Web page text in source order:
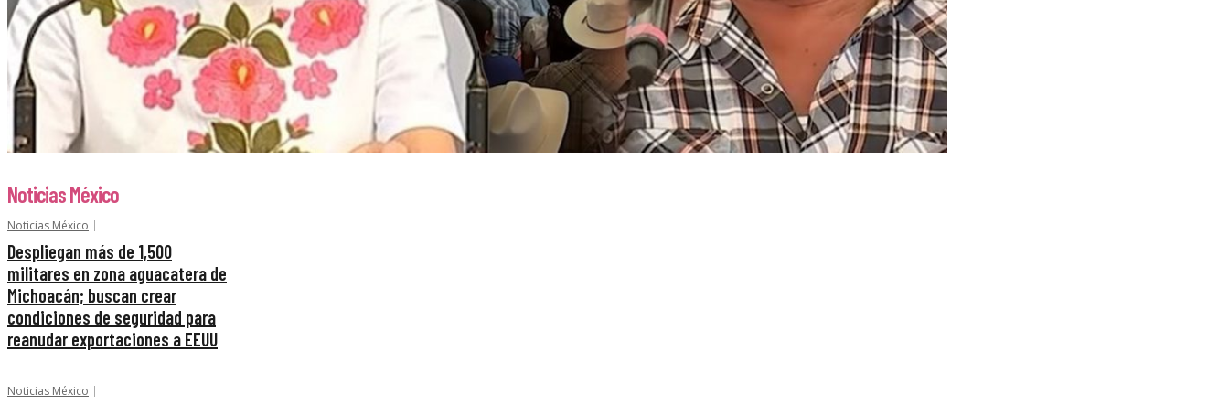
Noticias México
Noticias México
Despliegan más de 1,500
militares en zona aguacatera de
Michoacán; buscan crear
condiciones de seguridad para
reanudar exportaciones a EEUU
Noticias México